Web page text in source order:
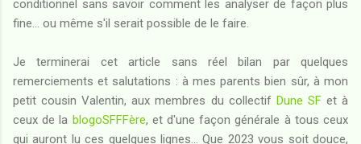
conditionnel sans savoir comment les analyser de façon plus
fine... ou même s'il serait possible de le faire.
Je terminerai cet article sans réel bilan par quelques
remerciements et salutations : à mes parents bien sûr, à mon
petit cousin Valentin, aux membres du collectif Dune SFet à
ceux de la blogoSFFFère, et d'une façon générale à tous ceux
qui auront lu ces quelques lignes... Que 2023 vous soit douce,